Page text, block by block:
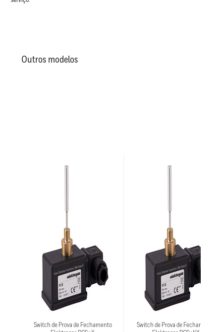
Outros modelos
Switch de Prova de Fechamento
Switch de Prova de Fechamento